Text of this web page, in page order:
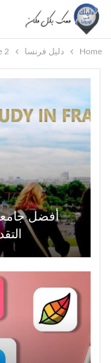
Home دليل فرنسا 2
أفضل